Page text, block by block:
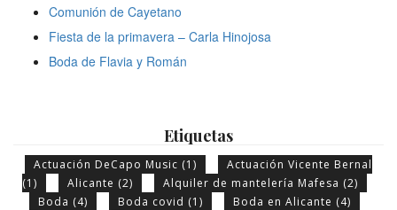
Comunión de Cayetano
Fiesta de la primavera – Carla Hinojosa
Boda de Flavia y Román
Etiquetas
Actuación DeCapo Music (1)
Actuación Vicente Bernal
(1)
Alicante (2) Alquiler de mantelería Mafesa (2)
Boda (4) Boda covid (1) Boda en Alicante (4)